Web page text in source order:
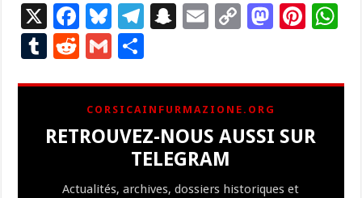
X
F
ac
e
b
o
o
Bl
u
es
ky
T
gr
a
m
S
p
c
h
at
E
l
C
y
Li
n
M
d
n
Pi
es
T
bl
r
R
d
di
t
G
ai
l
ta
g
er
CORSICAINFURMAZIONE.ORG
RETROUVEZ-NOUS AUSSI SUR
TELEGRAM
Actualités, archives, dossiers historiques et